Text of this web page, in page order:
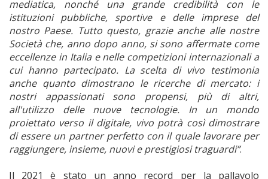
mediatica, nonché una grande credibilità con le
istituzioni pubbliche, sportive e delle imprese del
nostro Paese. Tutto questo, grazie anche alle nostre
Società che, anno dopo anno, si sono affermate come
eccellenze in Italia e nelle competizioni internazionali a
cui hanno partecipato. La scelta di vivo testimonia
anche quanto dimostrano le ricerche di mercato: i
nostri appassionati sono propensi, più di altri,
all'utilizzo delle nuove tecnologie. In un mondo
proiettato verso il digitale, vivo potrà così dimostrare
di essere un partner perfetto con il quale lavorare per
raggiungere, insieme, nuovi e prestigiosi traguardi”.
Il 2021 è stato un anno record per la pallavolo